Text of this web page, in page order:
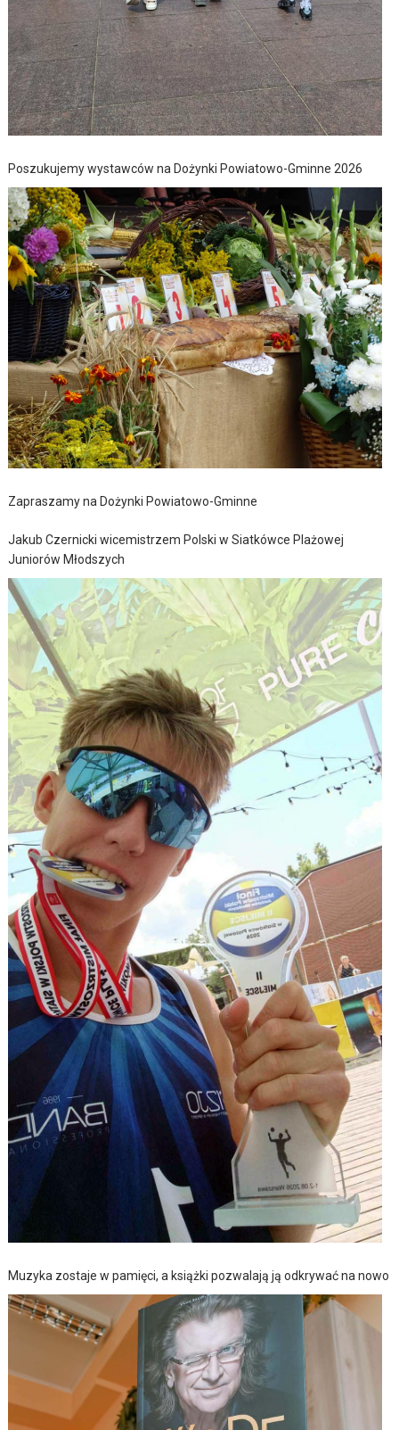
Poszukujemy wystawców na Dożynki Powiatowo-Gminne 2026
Zapraszamy na Dożynki Powiatowo-Gminne
Jakub Czernicki wicemistrzem Polski w Siatkówce Plażowej
Juniorów Młodszych
Muzyka zostaje w pamięci, a książki pozwalają ją odkrywać na nowo